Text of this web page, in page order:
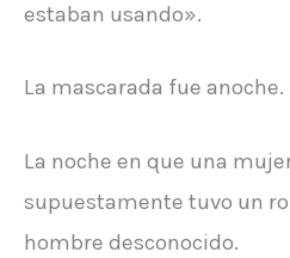
estaban usando».
La mascarada fue anoche.
La noche en que una
supuestamente tuvo un
hombre desconocido.